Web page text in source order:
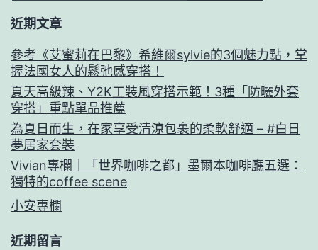
近期文章
參考《艾蜜莉在巴黎》希維爾sylvie的3個魅力點，掌
握法國女人的鬆弛感穿搭！
夏天高級辣、Y2K工裝風穿搭示範！3種「防曬外套
穿搭」重點單品推薦
為夏日而生，在家享受清涼包裹的柔軟舒適 – #白日
夢居家套裝
Vivian專欄｜「世界咖啡之都」墨爾本咖啡廳五選：
獨特的coffee scene
小安專欄
近期留言